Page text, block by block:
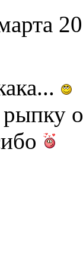
рыпку